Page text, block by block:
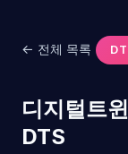
← 전체 목록
디지털트
DTS